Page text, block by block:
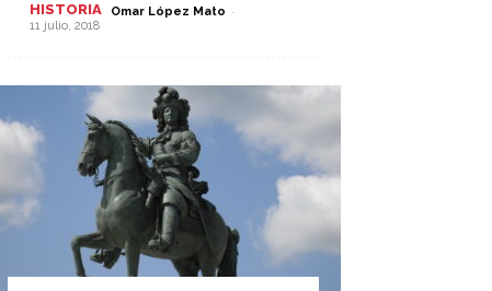
HISTORIA Omar López Mato -
11 julio, 2018